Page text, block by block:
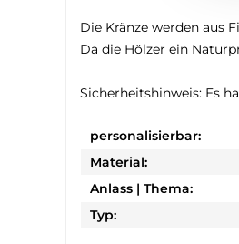
Die Kränze werden aus
Da die Hölzer ein
Sicherheitshinweis: Es
personalisierbar:
Material:
Anlass | Thema:
Typ: